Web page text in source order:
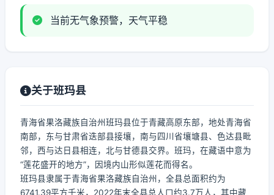
当前无气象预警，天气平稳
关于班玛县
青海省果洛藏族自治州班玛县位于青藏高原东部，地处青海省
南部，东与甘肃省迭部县接壤，南与四川省壤塘县、色达县毗
邻，西与达日县相连，北与甘德县交界。班玛，在藏语中意为
“莲花盛开的地方”，因境内山形似莲花而得名。
班玛县隶属于青海省果洛藏族自治州，全县总面积约为
6741.39平方千米，2022年末全县总人口约3.7万人，其中藏